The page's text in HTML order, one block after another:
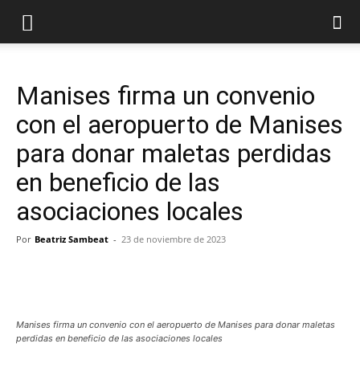
Manises firma un convenio
con el aeropuerto de Manises
para donar maletas perdidas
en beneficio de las
asociaciones locales
Por Beatriz Sambeat - 23 de noviembre de 2023
Manises firma un convenio con el aeropuerto de Manises para donar maletas
perdidas en beneficio de las asociaciones locales